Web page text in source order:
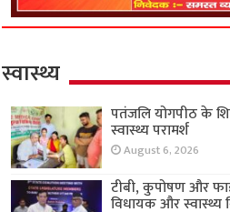
स्वास्थ्य
पतंजलि योगपीठ के
स्वास्थ्य परामर्श
August 6, 2026
टीबी, कुपोषण और
विधायक और स्वास्थ्य